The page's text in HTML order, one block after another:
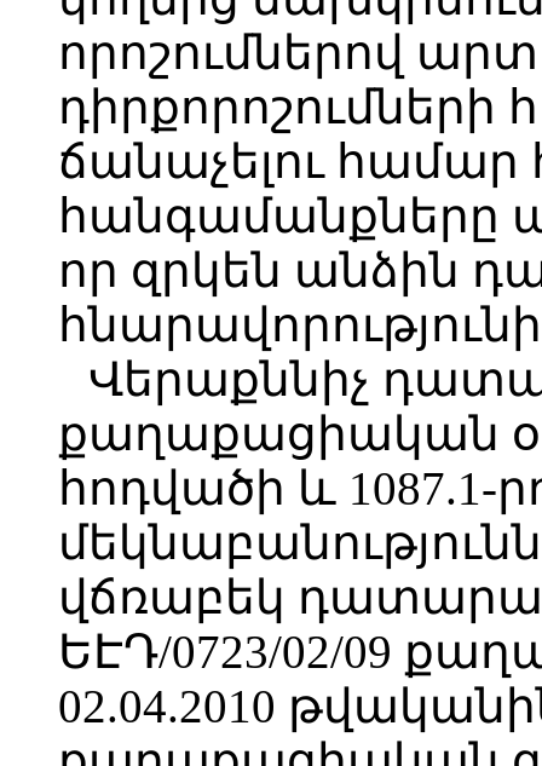
որոշումներով
դիրքորոշումների
ճանաչելու
հանգամանքները
որ զրկեն անձին
Վերաքննիչ
քաղաքացիական
հոդվածի և 1087.1-
վճռաբեկ
ԵԷԴ/0723/02/09
02.04.2010